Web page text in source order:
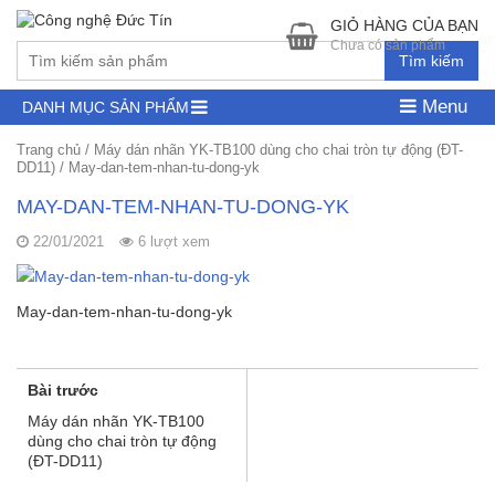
Tìm kiếm
GIỎ HÀNG CỦA BẠN
Chưa có sản phẩm
DANH MỤC SẢN PHẨM Menu
Trang chủ / Máy dán nhãn YK-TB100 dùng cho chai tròn tự động (ĐT-
DD11) / May-dan-tem-nhan-tu-dong-yk
MAY-DAN-TEM-NHAN-TU-DONG-YK
22/01/2021 6 lượt xem
May-dan-tem-nhan-tu-dong-yk
Bài trước
Máy dán nhãn YK-TB100
dùng cho chai tròn tự động
(ĐT-DD11)